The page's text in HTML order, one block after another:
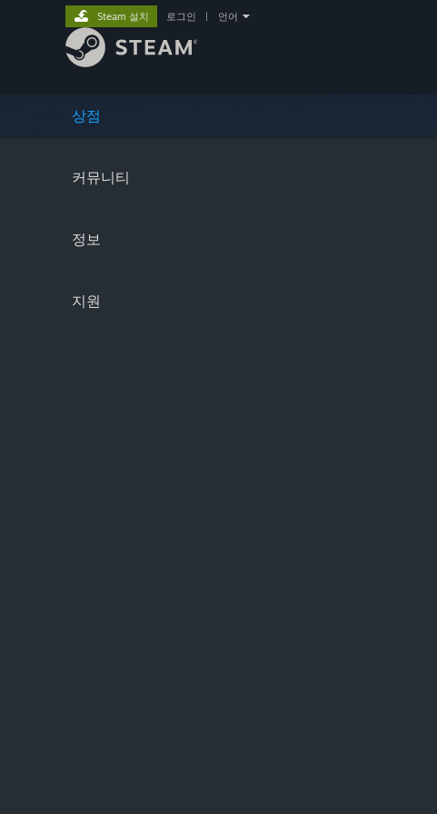
상점
커뮤니티
정보
지원
Steam 설치 로그인 언어